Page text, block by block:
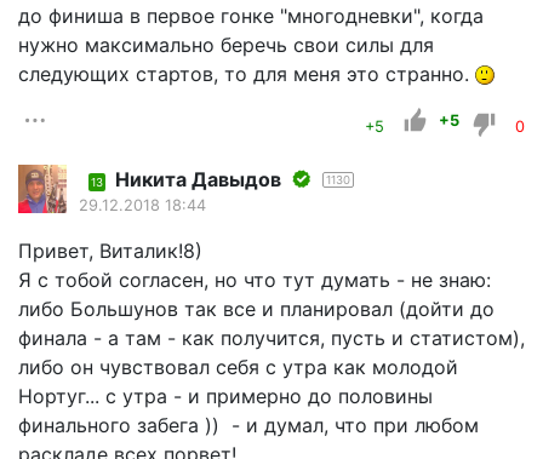
до финиша в первое гонке "многодневки", когда
нужно максимально беречь свои силы для
следующих стартов, то для меня это странно.
+5 +5 0
13 Никита Давыдов 1130
29.12.2018 18:44
Привет, Виталик!8)
Я с тобой согласен, но что тут думать - не знаю:
либо Большунов так все и планировал (дойти до
финала - а там - как получится, пусть и статистом),
либо он чувствовал себя с утра как молодой
Нортуг... с утра - и примерно до половины
финального забега )) - и думал, что при любом
раскладе всех порвет!